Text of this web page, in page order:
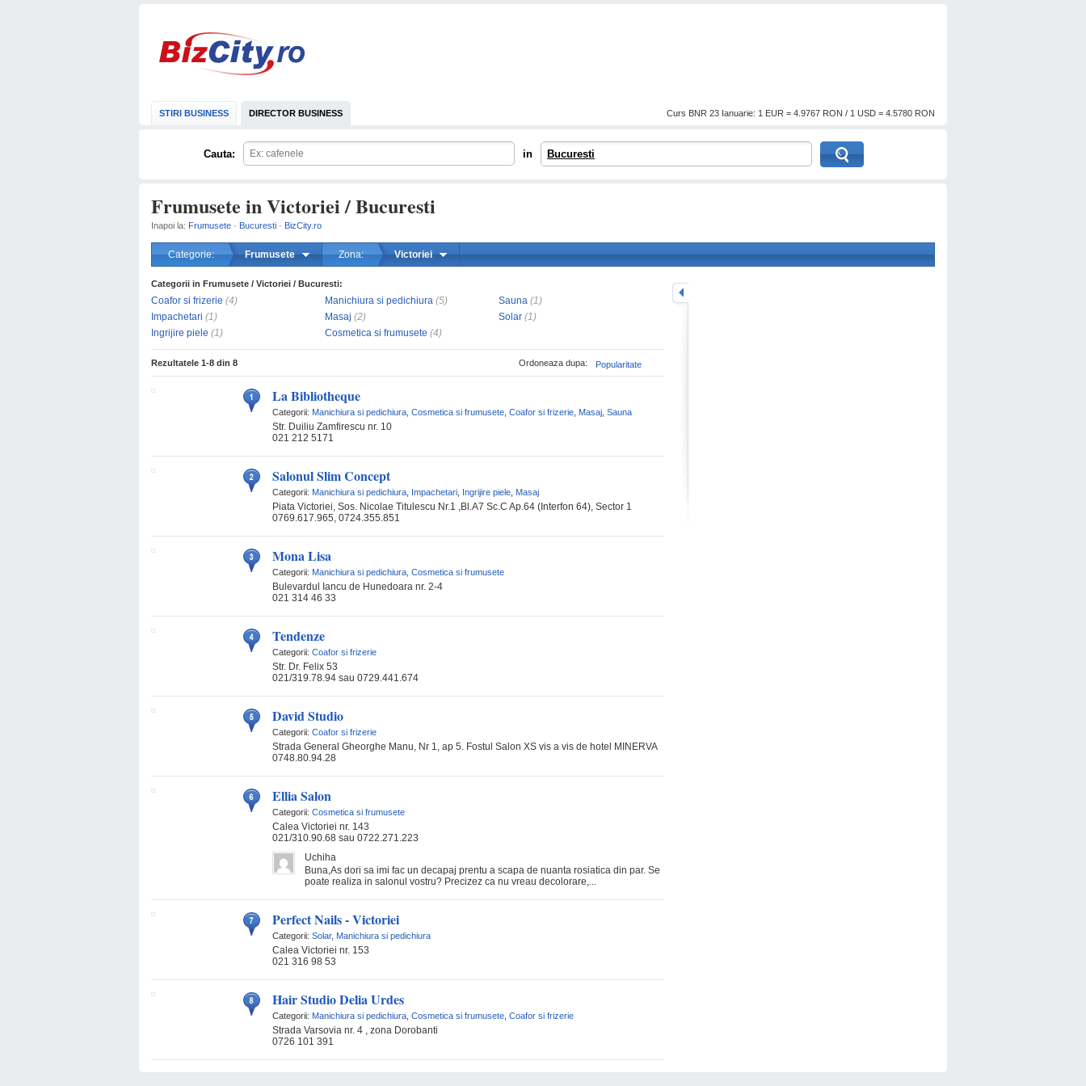
STIRI BUSINESS DIRECTOR BUSINESS Curs BNR 23 Ianuarie: 1 EUR = 4.9767 RON / 1 USD = 4.5780 RON
Cauta: in Bucuresti
Frumusete in Victoriei / Bucuresti
Inapoi la: Frumusete · Bucuresti · BizCity.ro
Categorie: Frumusete Zona: Victoriei
Categorii in Frumusete / Victoriei / Bucuresti:
Coafor si frizerie (4)
Impachetari (1)
Ingrijire piele (1)
Manichiura si pedichiura (5)
Masaj (2)
Cosmetica si frumusete (4)
Sauna (1)
Solar (1)
Popularitate
Ordoneaza dupa:
Rezultatele 1-8 din 8
La Bibliotheque
Categorii: Manichiura si pedichiura Cosmetica si frumusete Coafor si frizerie Masaj Sauna
Str. Duiliu Zamfirescu nr. 10
021 212 5171
Salonul Slim Concept
Categorii: Manichiura si pedichiura Impachetari Ingrijire piele Masaj
Piata Victoriei, Sos. Nicolae Titulescu Nr.1 ,Bl.A7 Sc.C Ap.64 (Interfon 64), Sector 1
0769.617.965, 0724.355.851
Mona Lisa
Categorii: Manichiura si pedichiura Cosmetica si frumusete
Bulevardul Iancu de Hunedoara nr. 2-4
021 314 46 33
Tendenze
Categorii: Coafor si frizerie
Str. Dr. Felix 53
021/319.78.94 sau 0729.441.674
David Studio
Categorii: Coafor si frizerie
Strada General Gheorghe Manu, Nr 1, ap 5. Fostul Salon XS vis a vis de hotel MINERVA
0748.80.94.28
Ellia Salon
Categorii: Cosmetica si frumusete
Calea Victoriei nr. 143
021/310.90.68 sau 0722.271.223
Uchiha
Buna,As dori sa imi fac un decapaj prentu a scapa de nuanta rosiatica din par. Se
poate realiza in salonul vostru? Precizez ca nu vreau decolorare,...
Perfect Nails - Victoriei
Categorii: Solar, Manichiura si pedichiura
Calea Victoriei nr. 153
021 316 98 53
Hair Studio Delia Urdes
Categorii: Manichiura si pedichiura Cosmetica si frumusete Coafor si frizerie
Strada Varsovia nr. 4 , zona Dorobanti
0726 101 391